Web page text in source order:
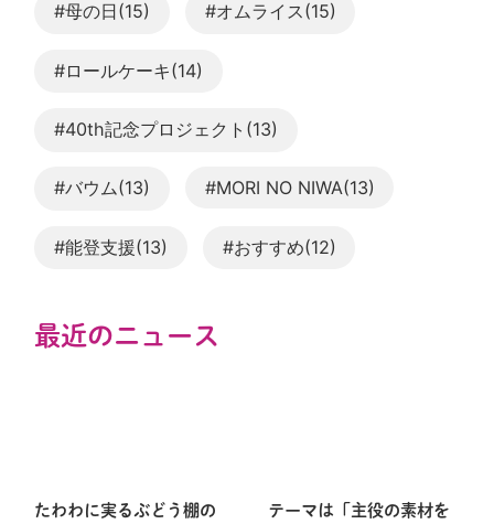
#母の日(15) #オムライス(15)
#ロールケーキ(14)
#40th記念プロジェクト(13)
#バウム(13) #MORI NO NIWA(13)
#能登支援(13) #おすすめ(12)
最近のニュース
たわわに実るぶどう棚の
テーマは「主役の素材を